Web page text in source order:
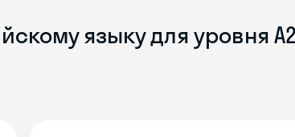
языку для уровня